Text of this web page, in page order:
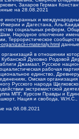
Захаров Герман
на 28.08.2021
и
и Дагестана, Аль-
социальных реформ,
Народное ополчение
Террористическое
i-materialy.html
в отношении
Духовно Родовой
Джамаат, Русское
рабочая
единство,
Омская
Русского народа
экстремистской
МПГ, Курсом Правды и
Нация и свобода,
на 06.08.2021